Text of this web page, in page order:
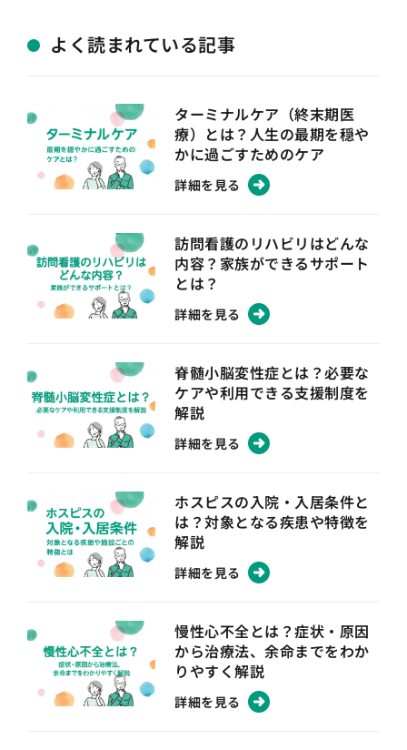
よく読まれている記事
ターミナルケア（終末期医
療）とは？人生の最期を穏や
かに過ごすためのケア
詳細を見る
訪問看護のリハビリはどんな
内容？家族ができるサポート
とは？
詳細を見る
脊髄小脳変性症とは？必要な
ケアや利用できる支援制度を
解説
詳細を見る
ホスピスの入院・入居条件と
は？対象となる疾患や特徴を
解説
詳細を見る
慢性心不全とは？症状・原因
から治療法、余命までをわか
りやすく解説
詳細を見る